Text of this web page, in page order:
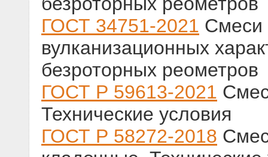
ГОСТ 34751-2021 Смеси
вулканизационных
безроторных реометров
ГОСТ Р 59613-2021
Технические условия
ГОСТ Р 58272-2018